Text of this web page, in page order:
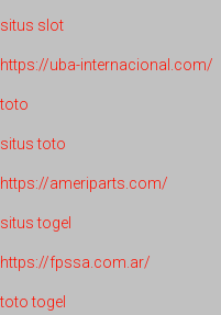
situs slot
https://uba-internacional.com/
toto
situs toto
https://ameriparts.com/
situs togel
https://fpssa.com.ar/
toto togel